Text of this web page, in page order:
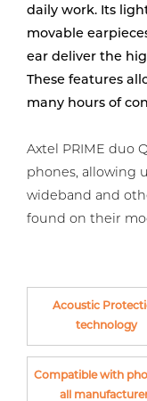
daily work. Its
movable
ear deliver the
These features
many hours of
Axtel PRIME duo
phones, allowing
wideband and
found on their
Acoustic
technology
Compatible with
all